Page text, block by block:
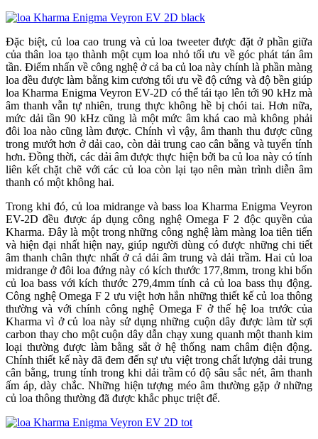
Đặc biệt, củ loa cao trung và củ loa tweeter được đặt ở phần giữa
của thân loa tạo thành một cụm loa nhỏ tối ưu về góc phát tán âm
tần. Điểm nhấn về công nghệ ở cả ba củ loa này chính là phần màng
loa đều được làm bằng kim cương tối ưu về độ cứng và độ bền giúp
loa Kharma Enigma Veyron EV-2D có thể tái tạo lên tới 90 kHz mà
âm thanh vẫn tự nhiên, trung thực không hề bị chói tai. Hơn nữa,
mức dải tần 90 kHz cũng là một mức âm khá cao mà không phải
đôi loa nào cũng làm được. Chính vì vậy, âm thanh thu được cũng
trong mướt hơn ở dải cao, còn dải trung cao cân bằng và tuyến tính
hơn. Đồng thời, các dải âm được thực hiện bởi ba củ loa này có tính
liên kết chặt chẽ với các củ loa còn lại tạo nên màn trình diễn âm
thanh có một không hai.
Trong khi đó, củ loa midrange và bass loa Kharma Enigma Veyron
EV-2D đều được áp dụng công nghệ Omega F 2 độc quyền của
Kharma. Đây là một trong những công nghệ làm màng loa tiên tiến
và hiện đại nhất hiện nay, giúp người dùng có được những chi tiết
âm thanh chân thực nhất ở cả dải âm trung và dải trầm. Hai củ loa
midrange ở đôi loa đứng này có kích thước 177,8mm, trong khi bốn
củ loa bass với kích thước 279,4mm tính cả củ loa bass thụ động.
Công nghệ Omega F 2 ưu việt hơn hẳn những thiết kế củ loa thông
thường và với chính công nghệ Omega F ở thế hệ loa trước của
Kharma vì ở củ loa này sử dụng những cuộn dây được làm từ sợi
carbon thay cho một cuộn dây dẫn chạy xung quanh một thanh kim
loại thường được làm bằng sắt ở hệ thống nam châm điện động.
Chính thiết kế này đã đem đến sự ưu việt trong chất lượng dải trung
cân bằng, trung tính trong khi dải trầm có độ sâu sắc nét, âm thanh
ấm áp, dày chắc. Những hiện tượng méo âm thường gặp ở những
củ loa thông thường đã được khắc phục triệt để.